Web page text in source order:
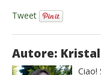
Tweet
Autore:
Ciao!